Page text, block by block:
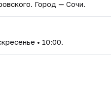
. Город — Сочи.
• 10:00.